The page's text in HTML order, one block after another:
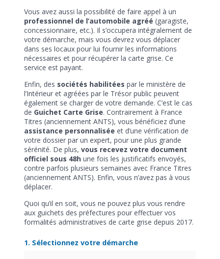
Vous avez aussi la possibilité de faire appel à un
professionnel de l’automobile agréé (garagiste,
concessionnaire, etc.). Il s’occupera intégralement de
votre démarche, mais vous devrez vous déplacer
dans ses locaux pour lui fournir les informations
nécessaires et pour récupérer la carte grise. Ce
service est payant.
Enfin, des sociétés habilitées par le ministère de
l’Intérieur et agréées par le Trésor public peuvent
également se charger de votre demande. C’est le cas
de Guichet Carte Grise. Contrairement à France
Titres (anciennement ANTS), vous bénéficiez d’une
assistance personnalisée et d’une vérification de
votre dossier par un expert, pour une plus grande
sérénité. De plus, vous recevez votre document
officiel sous 48hune fois les justificatifs envoyés,
contre parfois plusieurs semaines avec France Titres
(anciennement ANTS). Enfin, vous n’avez pas à vous
déplacer.
Quoi qu’il en soit, vous ne pouvez plus vous rendre
aux guichets des préfectures pour effectuer vos
formalités administratives de carte grise depuis 2017.
1. Sélectionnez votre démarche